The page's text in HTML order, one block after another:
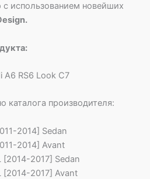
с использованием новейших
A6 RS6 Look C7
каталога производителя:
2014] Sedan
2014] Avant
[2014-2017] Sedan
[2014-2017] Avant